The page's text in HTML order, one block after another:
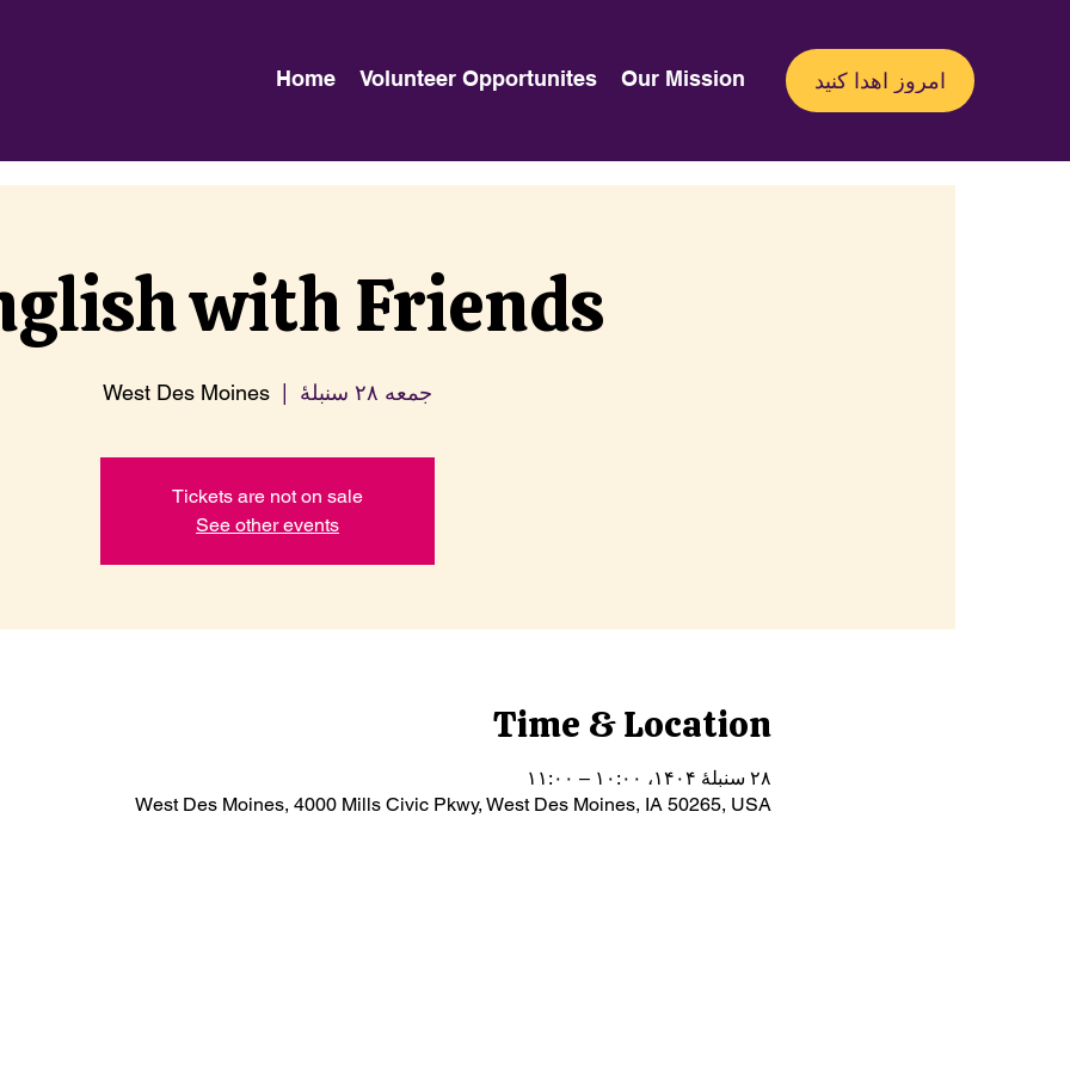
Home Volunteer Opportunites Our Mission امروز اهدا کنید
with Friends
جمعه ۲۸ سنبلهٔ
  |
West Des Moines
Tickets are not on sale
See other events
Time & Location
۲۸ سنبلهٔ ۱۴۰۴، ۱۰:۰۰ – ۱۱:۰۰
West Des Moines, 4000 Mills Civic Pkwy, West Des Moines, IA 50265, USA